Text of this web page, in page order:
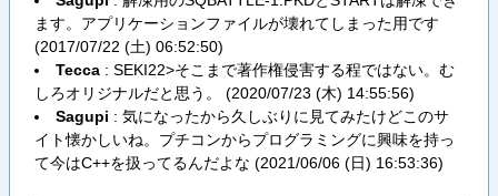
ます。アプリケーションファイルが壊れてしまった用です
(2017/07/22 (土) 06:52:50)
Tecca: SEKI22>そこまで著作権侵害する程ではない。む
しろオリジナルだと思う。 (2020/07/23 (木) 14:55:56)
Sagupi : 気になったから久しぶりに見てみたけどこのサ
イト懐かしいね。プチコンからプログラミングに興味を持っ
て今はC++を扱ってるんだよな (2021/06/06 (日) 16:53:36)